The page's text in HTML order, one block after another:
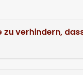
zu verhindern,